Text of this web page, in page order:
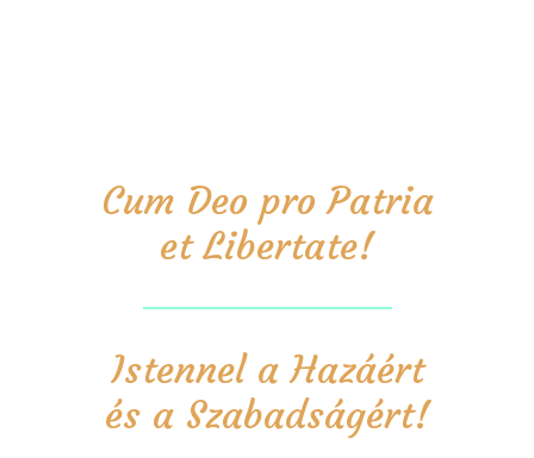
Cum Deo pro Patria
et Libertate!
Istennel a Hazáért
és a Szabadságért!